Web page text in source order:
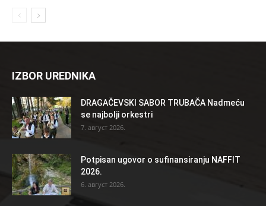
IZBOR UREDNIKA
DRAGAČEVSKI SABOR TRUBAČA Nadmeću
se najbolji orkestri
7. август 2026.
Potpisan ugovor o sufinansiranju NAFFIT
2026.
6. август 2026.